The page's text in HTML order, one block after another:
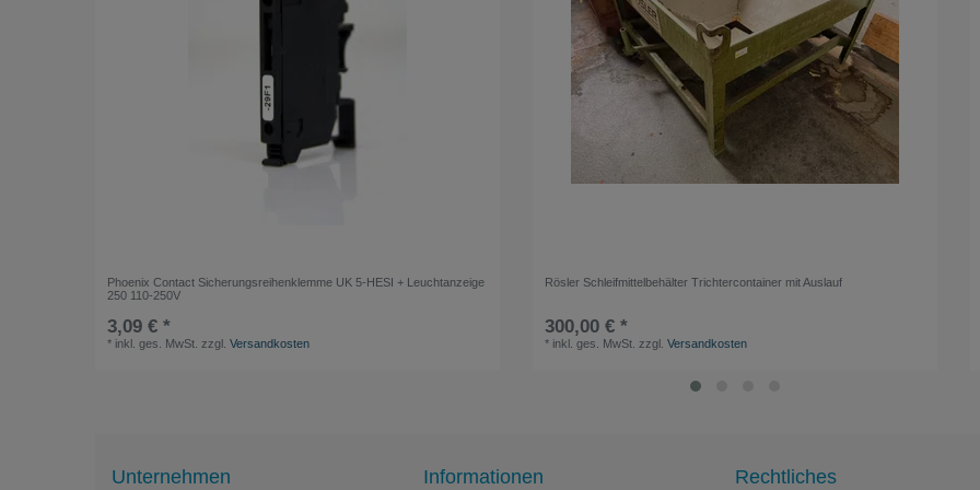
Phoenix Contact Sicherungsreihenklemme UK 5-HESI + Leuchtanzeige
250 110-250V
3,09 € *
* inkl. ges. MwSt. zzgl.Versandkosten
Rösler Schleifmittelbehälter Trichtercontainer mit Auslauf
300,00 € *
* inkl. ges. MwSt. zzgl.Versandkosten
Unternehmen Informationen Rechtliches